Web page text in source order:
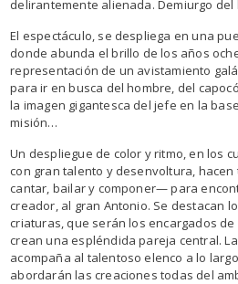
delirantemente alienada. Demiurgo del
El espectáculo, se despliega en una
donde abunda el brillo de los años
representación de un avistamiento
para ir en busca del hombre, del
la imagen gigantesca del jefe en la
misión…
Un despliegue de color y ritmo, en los
con gran talento y desenvoltura,
cantar, bailar y componer— para
creador, al gran Antonio. Se destacan
criaturas, que serán los encargados
crean una espléndida pareja central.
acompaña al talentoso elenco a lo
abordarán las creaciones todas del